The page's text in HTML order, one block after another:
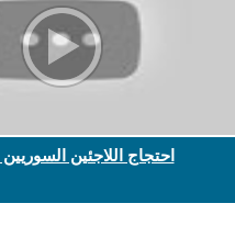
احتجاج اللاجئين السوريين